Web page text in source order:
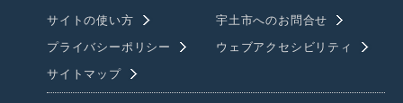
サイトの使い方
宇土市へのお問合せ
プライバシーポリシー
ウェブアクセシビリティ
サイトマップ